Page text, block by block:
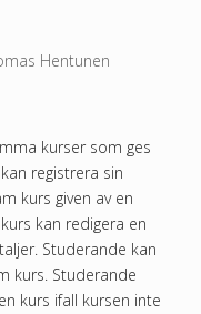
Hentunen
kurser som ges
registrera sin
kurs given av en
kan redigera en
Studerande kan
kurs. Studerande
kurs ifall kursen inte